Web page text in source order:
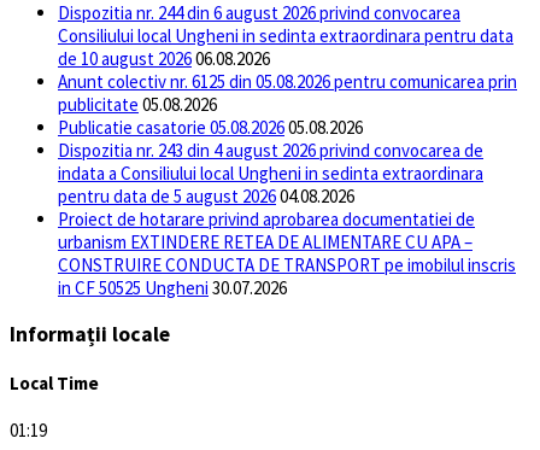
Dispozitia nr. 244 din 6 august 2026 privind convocarea
Consiliului local Ungheni in sedinta extraordinara pentru data
de 10 august 202606.08.2026
Anunt colectiv nr. 6125 din 05.08.2026 pentru comunicarea prin
publicitate 05.08.2026
Publicatie casatorie 05.08.202605.08.2026
Dispozitia nr. 243 din 4 august 2026 privind convocarea de
indata a Consiliului local Ungheni in sedinta extraordinara
pentru data de 5 august 202604.08.2026
Proiect de hotarare privind aprobarea documentatiei de
urbanism EXTINDERE RETEA DE ALIMENTARE CU APA –
CONSTRUIRE CONDUCTA DE TRANSPORT pe imobilul inscris
in CF 50525 Ungheni 30.07.2026
Informații locale
Local Time
01:19